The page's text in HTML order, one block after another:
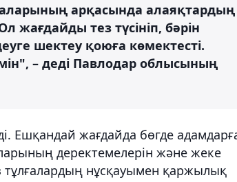
арқасында алаяқтардың
тез түсініп, бәрін
шектеу қоюға көмектесті.
– деді Павлодар облысының
Ешқандай жағдайда бөгде
деректемелерін және жеке
тұлғалардың нұсқауымен қаржылық